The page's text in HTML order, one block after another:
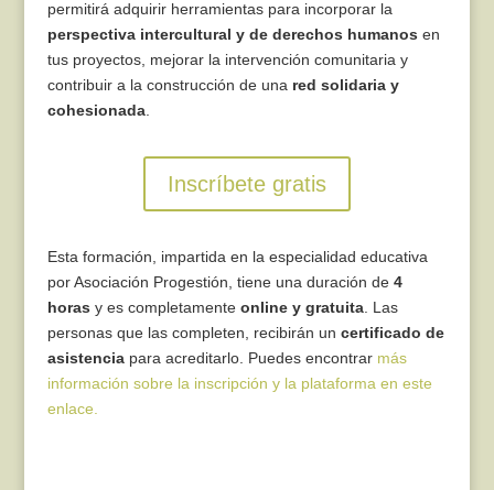
permitirá adquirir herramientas para incorporar la
perspectiva intercultural y de derechos humanos en
tus proyectos, mejorar la intervención comunitaria y
contribuir a la construcción de una red solidaria y
cohesionada.
Inscríbete gratis
Esta formación, impartida en la especialidad educativa
por Asociación Progestión, tiene una duración de4
horas y es completamente online y gratuita. Las
personas que las completen, recibirán un certificado de
asistenciapara acreditarlo. Puedes encontrar más
información sobre la inscripción y la plataforma en este
enlace.